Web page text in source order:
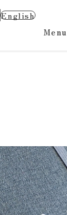
English
Menu